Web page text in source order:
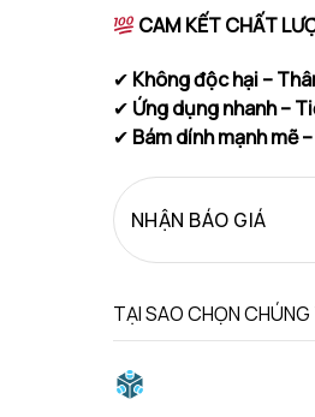
CAM KẾT CHẤT
✔ Không độc hại –
✔ Ứng dụng nhanh –
✔ Bám dính mạnh mẽ
NHẬN BÁO GIÁ
TẠI SAO CHỌN CHÚNG